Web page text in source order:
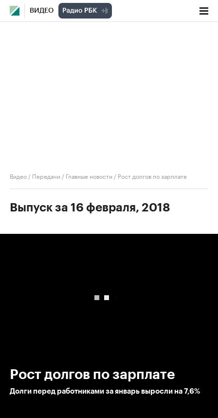
ВИДЕО
Видео / Передачи / Главные новости / Рост долгов по зарплате
Выпуск за 16 февраля, 2018
Рост долгов по зарплате
Долги перед работниками за январь выросли на 7,6%